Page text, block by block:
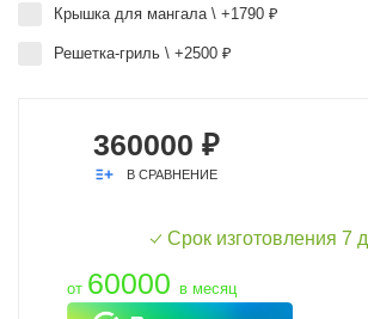
Крышка для мангала \ +1790 ₽
Решетка-гриль \ +2500 ₽
360000 ₽
В СРАВНЕНИЕ
Срок изготовления 7
от 60000 в месяц